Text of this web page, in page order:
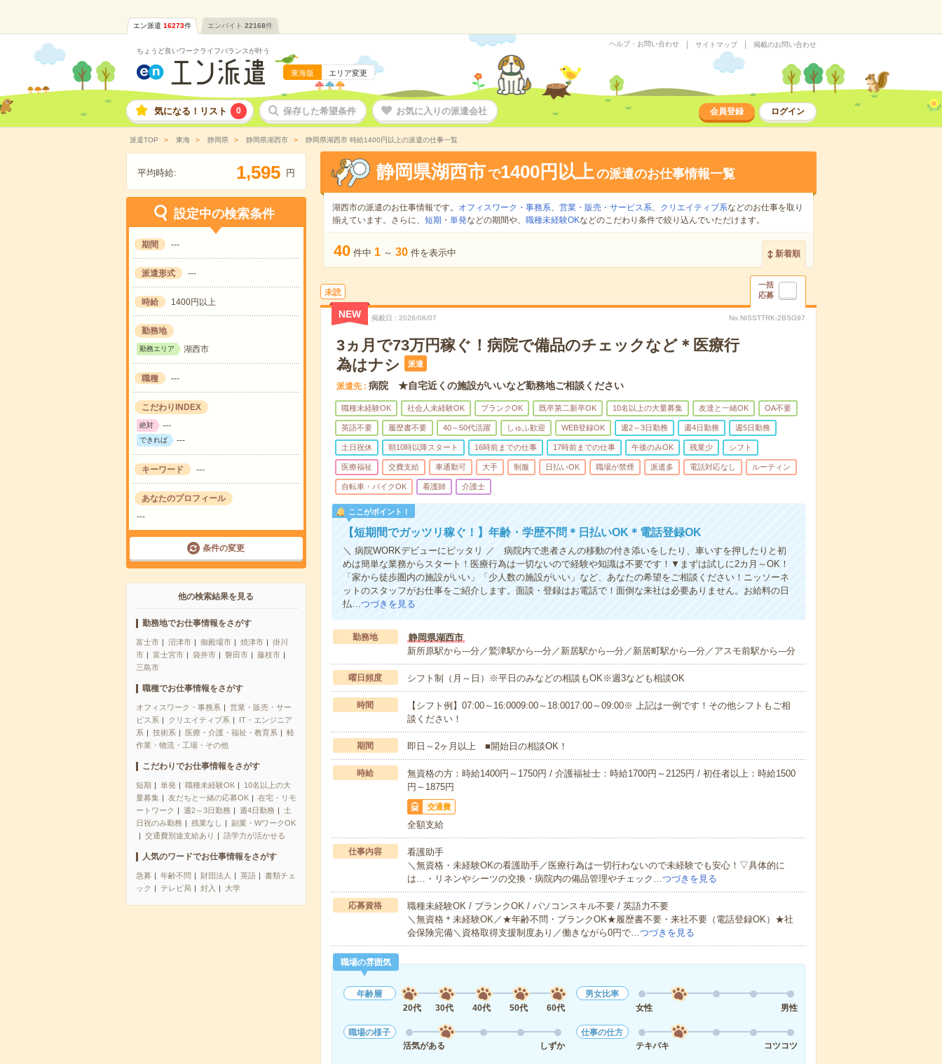
エン派遣 16273件 エンバイト 22168件
ちょうど良いワークライフバランスが叶う
東海版 エリア変更
ヘルプ・お問い合わせ サイトマップ 掲載のお問い合わせ
気になる！リスト 0 保存した希望条件 お気に入りの派遣会社 会員登録 ログイン
派遣TOP 東海 静岡県 静岡県湖西市 静岡県湖西市 時給1400円以上の派遣の仕事一覧
平均時給: 1,595 円
設定中の検索条件
期間 ---
派遣形式 ---
時給 1400円以上
勤務地
勤務エリア 湖西市
職種 ---
こだわりINDEX
絶対 ---
できれば ---
キーワード ---
あなたのプロフィール
---
条件の変更
他の検索結果を見る
勤務地でお仕事情報をさがす
富士市 沼津市 御殿場市 焼津市
掛川
市
富士宮市 袋井市 磐田市
藤枝市
三島市
職種でお仕事情報をさがす
オフィスワーク・事務系
営業・販売・サー
ビス系
クリエイティブ系
IT・エンジニア
系
技術系 医療・介護・福祉・教育系
軽
作業・物流・工場・その他
こだわりでお仕事情報をさがす
短期 単発 職種未経験OK
10名以上の大
量募集
友だちと一緒の応募OK
在宅・リモ
ートワーク
週2～3日勤務 週4日勤務
土
日祝のみ勤務
残業なし
副業・WワークOK
交通費別途支給あり
語学力が活かせる
人気のワードでお仕事情報をさがす
急募 年齢不問 財団法人 英語
書類チェ
ック
テレビ局 封入 大学
静岡県湖西市 で1400円以上の派遣のお仕事情報一覧
湖西市の派遣のお仕事情報です。 オフィスワーク・事務系、 営業・販売・サービス系、 クリエイティブ系などのお仕事を取り
揃えています。さらに、 短期 ・ 単発などの期間や、 職種未経験OKなどのこだわり条件で絞り込んでいただけます。
40 件中 1 ～ 30 件を表示中 新着順
未読
一括
応募
NEW 掲載日 2026/08/07 No.NISSTTRK-2BSG97
3ヵ月で73万円稼ぐ！病院で備品のチェックなど＊医療行
為はナシ
派遣
派遣先 病院 ★自宅近くの施設がいいなど勤務地ご相談ください
職種未経験OK 社会人未経験OK ブランクOK 既卒第二新卒OK 10名以上の大量募集 友達と一緒OK OA不要
英語不要 履歴書不要 40～50代活躍 しゅふ歓迎 WEB登録OK 週2～3日勤務 週4日勤務 週5日勤務
土日祝休 朝10時以降スタート 16時前までの仕事 17時前までの仕事 午後のみOK 残業少 シフト
医療福祉 交費支給 車通勤可 大手 制服 日払いOK 職場が禁煙 派遣多 電話対応なし ルーティン
自転車・バイクOK 看護師 介護士
ここがポイント！
【短期間でガッツリ稼ぐ！】年齢・学歴不問＊日払いOK＊電話登録OK
＼ 病院WORKデビューにピッタリ ／ 病院内で患者さんの移動の付き添いをしたり、車いすを押したりと初
めは簡単な業務からスタート！医療行為は一切ないので経験や知識は不要です！▼まずは試しに2カ月～OK！
「家から徒歩圏内の施設がいい」「少人数の施設がいい」など、あなたの希望をご相談ください！ニッソーネ
ットのスタッフがお仕事をご紹介します。面談・登録はお電話で！面倒な来社は必要ありません。お給料の日
払…つづきを見る
勤務地
静岡県湖西市
新所原駅から---分／鷲津駅から---分／新居駅から---分／新居町駅から---分／アスモ前駅から---分
曜日頻度 シフト制（月～日）※平日のみなどの相談もOK※週3なども相談OK
時間
【シフト例】07:00～16:0009:00～18:0017:00～09:00※ 上記は一例です！その他シフトもご相
談ください！
期間 即日～2ヶ月以上 ■開始日の相談OK！
時給
無資格の方：時給1400円～1750円 / 介護福祉士：時給1700円～2125円 / 初任者以上：時給1500
円～1875円
交通費
全額支給
仕事内容
看護助手
＼無資格・未経験OKの看護助手／医療行為は一切行わないので未経験でも安心！▽具体的に
は…・リネンやシーツの交換・病院内の備品管理やチェック…つづきを見る
応募資格
職種未経験OK / ブランクOK / パソコンスキル不要 / 英語力不要
＼無資格＊未経験OK／★年齢不問・ブランクOK★履歴書不要・来社不要（電話登録OK）★社
会保険完備＼資格取得支援制度あり／働きながら0円で…つづきを見る
職場の雰囲気
年齢層
20代
30代 40代 50代 60代
男女比率
女性
男性
職場の様子
活気がある
しずか
仕事の仕方
テキパキ
コツコツ